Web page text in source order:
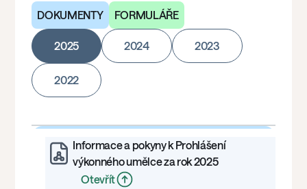
DOKUMENTY
FORMULÁŘE
2025 2024 2023
2022
Informace a pokyny k Prohlášení
výkonného umělce za rok 2025
Otevřít